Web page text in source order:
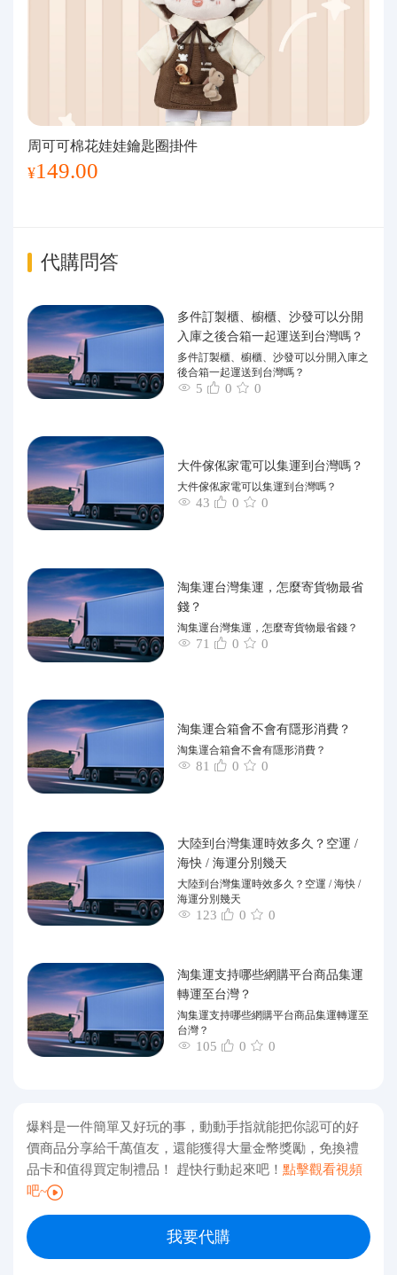
周可可棉花娃娃鑰匙圈掛件
¥149.00
代購問答
多件訂製櫃、櫥櫃、沙發可以分開
入庫之後合箱一起運送到台灣嗎？
多件訂製櫃、櫥櫃、沙發可以分開入庫之
後合箱一起運送到台灣嗎？
5 0 0
大件傢俬家電可以集運到台灣嗎？
大件傢俬家電可以集運到台灣嗎？
43 0 0
淘集運台灣集運，怎麼寄貨物最省
錢？
淘集運台灣集運，怎麼寄貨物最省錢？
71 0 0
淘集運合箱會不會有隱形消費？
淘集運合箱會不會有隱形消費？
81 0 0
大陸到台灣集運時效多久？空運 /
海快 / 海運分別幾天
大陸到台灣集運時效多久？空運 / 海快 /
海運分別幾天
123 0 0
淘集運支持哪些網購平台商品集運
轉運至台灣？
淘集運支持哪些網購平台商品集運轉運至
台灣？
105 0 0
爆料是一件簡單又好玩的事，動動手指就能把你認可的好
價商品分享給千萬值友，還能獲得大量金幣獎勵，免換禮
品卡和值得買定制禮品！ 趕快行動起來吧！ 點擊觀看視頻
吧~
我要代購